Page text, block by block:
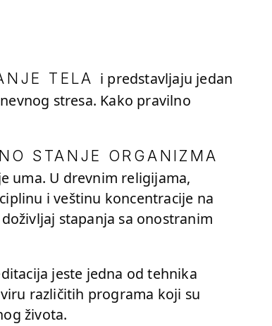
TELA i predstavljaju jedan
stresa. Kako pravilno
STANJE ORGANIZMA
uma. U drevnim religijama,
i veštinu koncentracije na
stapanja sa onostranim
jeste jedna od tehnika
različitih programa koji su
života.